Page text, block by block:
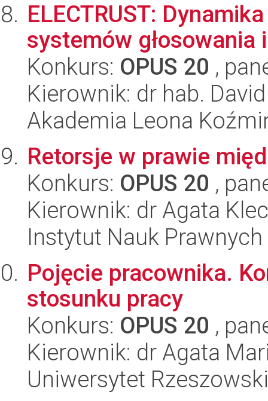
ELECTRUST:
systemów głosowania
Konkurs: OPUS 20 ,
Kierownik: dr hab.
Akademia Leona
Retorsje w prawie
Konkurs: OPUS 20 ,
Kierownik: dr Agata
Instytut Nauk Prawnych
Pojęcie pracownika.
stosunku pracy
Konkurs: OPUS 20 ,
Kierownik: dr Agata
Uniwersytet Rzeszowski